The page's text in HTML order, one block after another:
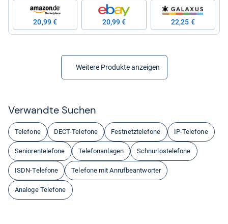
20,99 € 20,99 € 22,25 €
Weitere Produkte anzeigen
Ver­wandte Suchen
Telefone DECT-Telefone Festnetztelefone IP-Telefone
Seniorentelefone Telefonanlagen Schnurlostelefone
ISDN-Telefone Telefone mit Anrufbeantworter
Analoge Telefone